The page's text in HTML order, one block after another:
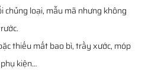
chủng loại, mẫu mã nhưng không
thiếu mất bao bì, trầy xước, móp
kiện…